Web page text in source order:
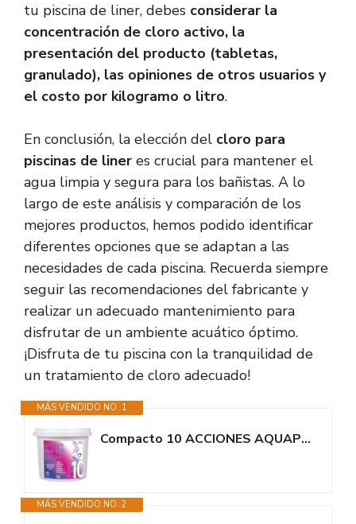
tu piscina de liner, debes considerar la
concentración de cloro activo, la
presentación del producto (tabletas,
granulado), las opiniones de otros usuarios y
el costo por kilogramo o litro.
En conclusión, la elección del cloro para
piscinas de liner es crucial para mantener el
agua limpia y segura para los bañistas. A lo
largo de este análisis y comparación de los
mejores productos, hemos podido identificar
diferentes opciones que se adaptan a las
necesidades de cada piscina. Recuerda siempre
seguir las recomendaciones del fabricante y
realizar un adecuado mantenimiento para
disfrutar de un ambiente acuático óptimo.
¡Disfruta de tu piscina con la tranquilidad de
un tratamiento de cloro adecuado!
MÁS VENDIDO NO. 1
Compacto 10 ACCIONES AQUAPOOL (200 GR) - Pastillas de Cloro multifunción -...
MÁS VENDIDO NO. 2